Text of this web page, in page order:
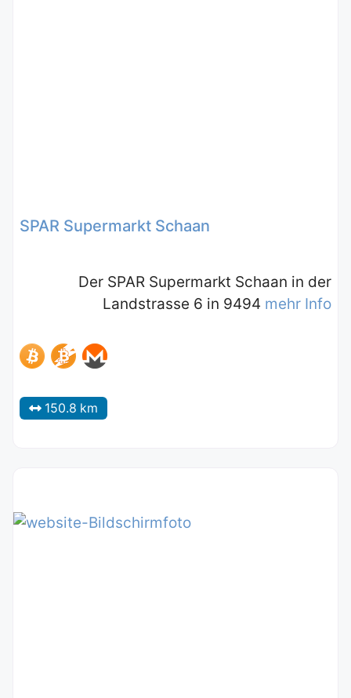
SPAR Supermarkt Schaan
Der SPAR Supermarkt Schaan in der
Landstrasse 6 in 9494 mehr Info
150.8 km